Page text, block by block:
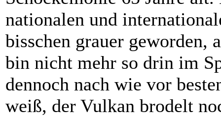
nationalen und
bisschen grauer geworden,
bin nicht mehr so drin im
dennoch nach wie vor
weiß, der Vulkan brodelt